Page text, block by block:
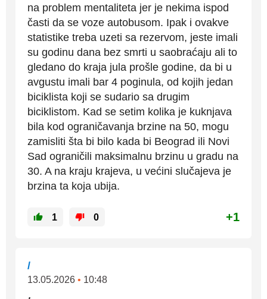
na problem mentaliteta jer je nekima ispod
časti da se voze autobusom. Ipak i ovakve
statistike treba uzeti sa rezervom, jeste imali
su godinu dana bez smrti u saobraćaju ali to
gledano do kraja jula prošle godine, da bi u
avgustu imali bar 4 poginula, od kojih jedan
biciklista koji se sudario sa drugim
biciklistom. Kad se setim kolika je kuknjava
bila kod ograničavanja brzine na 50, mogu
zamisliti šta bi bilo kada bi Beograd ili Novi
Sad ograničili maksimalnu brzinu u gradu na
30. A na kraju krajeva, u većini slučajeva je
brzina ta koja ubija.
1 0 +1
/
13.05.2026 • 10:48